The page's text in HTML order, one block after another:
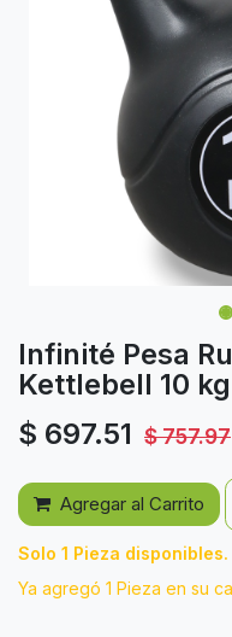
Infinité Pesa
Kettlebell 10
$ 697.51 $757.97
Agregar al Carrito
Solo 1 Pieza disponibles.
Ya agregó 1 Pieza en su